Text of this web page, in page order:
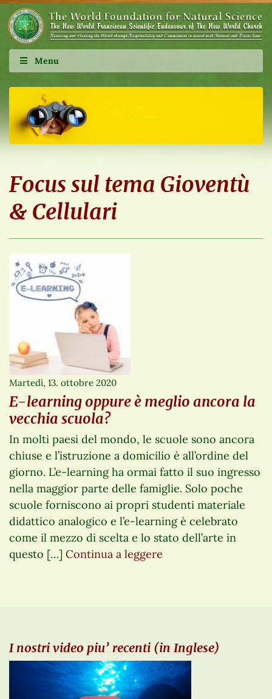
Menu
Focus sul tema Gioventù
& Cellulari
Martedì, 13. ottobre 2020
E-learning oppure è meglio ancora la
vecchia scuola?
In molti paesi del mondo, le scuole sono ancora
chiuse e l’istruzione a domicilio è all’ordine del
giorno. L’e-learning ha ormai fatto il suo ingresso
nella maggior parte delle famiglie. Solo poche
scuole forniscono ai propri studenti materiale
didattico analogico e l’e-learning è celebrato
come il mezzo di scelta e lo stato dell’arte in
questo […] Continua a leggere
I nostri video piu’ recenti (in Inglese)